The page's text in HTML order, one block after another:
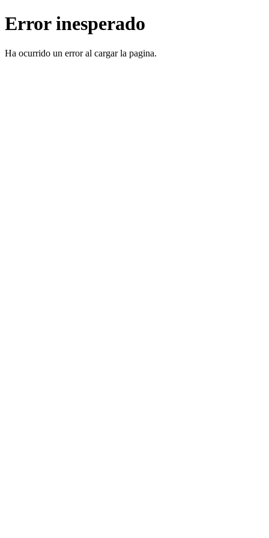
Error inesperado
Ha ocurrido un error al cargar la pagina.